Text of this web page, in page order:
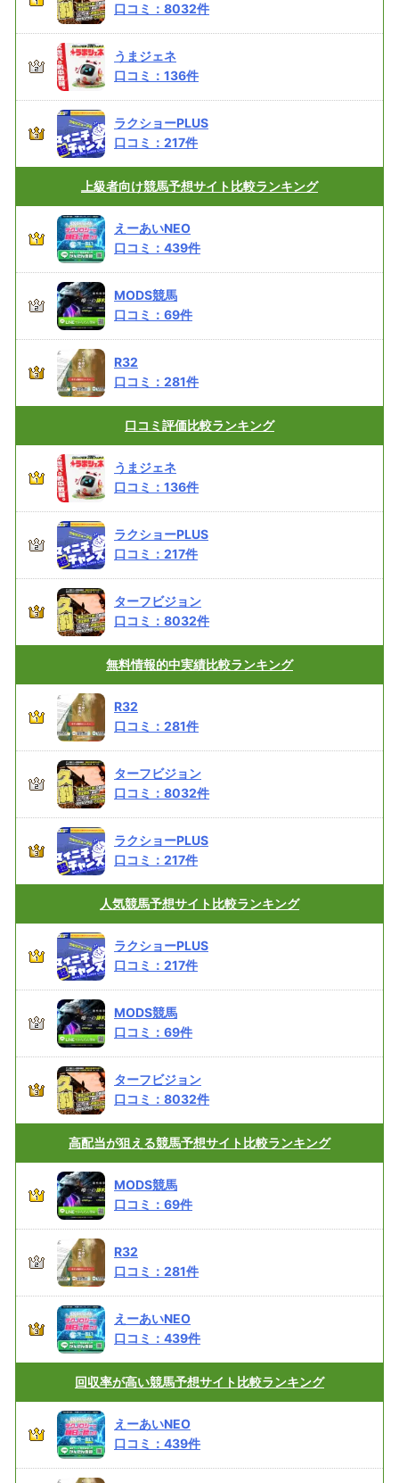
口コミ： 8032件
うまジェネ
口コミ： 136件
ラクショーPLUS
口コミ： 217件
上級者向け競馬予想サイト比較ランキング
えーあいNEO
口コミ： 439件
MODS競馬
口コミ： 69件
R32
口コミ： 281件
口コミ評価比較ランキング
うまジェネ
口コミ： 136件
ラクショーPLUS
口コミ： 217件
ターフビジョン
口コミ： 8032件
無料情報的中実績比較ランキング
R32
口コミ： 281件
ターフビジョン
口コミ： 8032件
ラクショーPLUS
口コミ： 217件
人気競馬予想サイト 比較ランキング
ラクショーPLUS
口コミ： 217件
MODS競馬
口コミ： 69件
ターフビジョン
口コミ： 8032件
高配当が狙える競馬予想サイト比較ランキング
MODS競馬
口コミ： 69件
R32
口コミ： 281件
えーあいNEO
口コミ： 439件
回収率が高い競馬予想サイト比較ランキング
えーあいNEO
口コミ： 439件